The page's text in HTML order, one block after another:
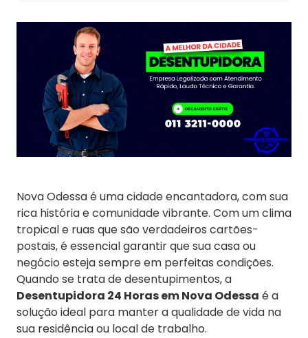
Nova Odessa é uma cidade encantadora, com sua
rica história e comunidade vibrante. Com um clima
tropical e ruas que são verdadeiros cartões-
postais, é essencial garantir que sua casa ou
negócio esteja sempre em perfeitas condições.
Quando se trata de desentupimentos, a
Desentupidora 24 Horas em Nova Odessa é a
solução ideal para manter a qualidade de vida na
sua residência ou local de trabalho.